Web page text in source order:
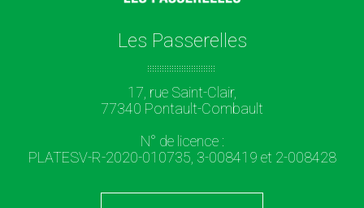
Les Passerelles
17, rue Saint-Clair,
77340 Pontault-Combault
N° de licence :
PLATESV-R-2020-010735, 3-008419 et 2-008428